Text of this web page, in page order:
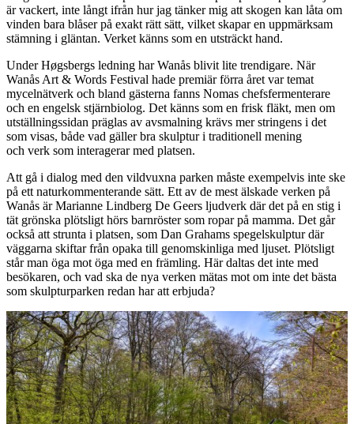
är vackert, inte långt ifrån hur jag tänker mig att skogen kan låta om
vinden bara blåser på exakt rätt sätt, vilket skapar en uppmärksam
stämning i gläntan. Verket känns som en utsträckt hand.
Under Høgsbergs ledning har Wanås blivit lite trendigare. När
Wanås Art & Words Festival hade premiär förra året var temat
mycelnätverk och bland gästerna fanns Nomas chefsfermenterare
och en engelsk stjärnbiolog. Det känns som en frisk fläkt, men om
utställningssidan präglas av avsmalning krävs mer stringens i det
som visas, både vad gäller bra skulptur i traditionell mening
och verk som interagerar med platsen.
Att gå i dialog med den vildvuxna parken måste exempelvis inte ske
på ett naturkommenterande sätt. Ett av de mest älskade verken på
Wanås är Marianne Lindberg De Geers ljudverk där det på en stig i
tät grönska plötsligt hörs barnröster som ropar på mamma. Det går
också att strunta i platsen, som Dan Grahams spegelskulptur där
väggarna skiftar från opaka till genomskinliga med ljuset. Plötsligt
står man öga mot öga med en främling. Här daltas det inte med
besökaren, och vad ska de nya verken mätas mot om inte det bästa
som skulpturparken redan har att erbjuda?